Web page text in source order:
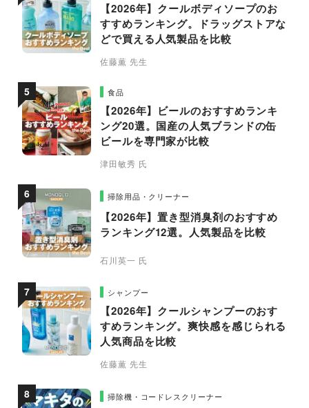
【2026年】クールボディソープのお
すすめランキング。ドラッグストアな
どで買える人気製品を比較
佐藤薫 先生
食品
【2026年】ビールのおすすめランキ
ング20選。国産の人気ブランドの缶
ビールを専門家が比較
津田敏秀 氏
掃除用品・クリーナー
【2026年】置き型消臭剤のおすすめ
ランキング12選。人気製品を比較
石川英一 氏
シャンプー
【2026年】クールシャンプーのおす
すめランキング。爽快感を感じられる
人気商品を比較
佐藤薫 先生
掃除機・コードレスクリーナー